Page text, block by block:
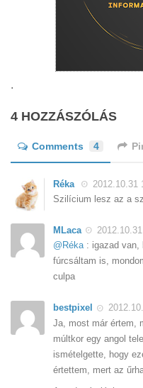
.
4 HOZZÁSZÓLÁS
Comments 4
Réka ‎
2012.10.31
Szilícium lesz az a
MLaca
@Réka ‎ : igazad
fúrcsáltam is,
culpa
bestpixel
Ja, most már értem,
múltkor egy angol
ismételgette, hogy
értettem, mert az